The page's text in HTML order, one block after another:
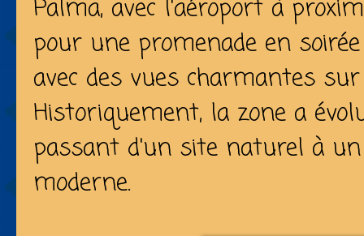
Palma, avec l'aéroport à
pour une promenade en
avec des vues charmantes
Historiquement, la zone a
passant d'un site naturel à
moderne.